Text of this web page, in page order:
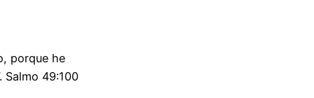
porque he
Salmo 49:100